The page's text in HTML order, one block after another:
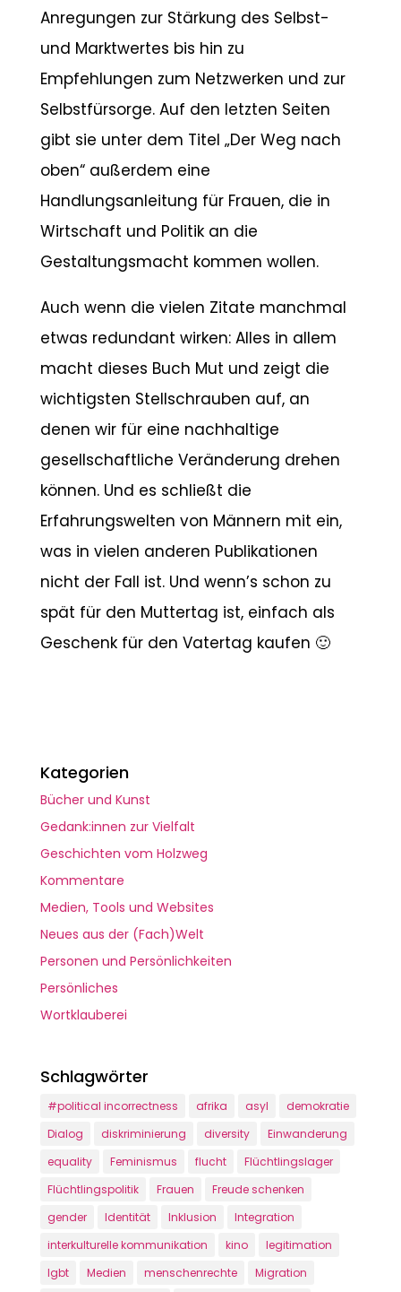
Anregungen zur Stärkung des Selbst-
und Marktwertes bis hin zu
Empfehlungen zum Netzwerken und zur
Selbstfürsorge. Auf den letzten Seiten
gibt sie unter dem Titel „Der Weg nach
oben“ außerdem eine
Handlungsanleitung für Frauen, die in
Wirtschaft und Politik an die
Gestaltungsmacht kommen wollen.
Auch wenn die vielen Zitate manchmal
etwas redundant wirken: Alles in allem
macht dieses Buch Mut und zeigt die
wichtigsten Stellschrauben auf, an
denen wir für eine nachhaltige
gesellschaftliche Veränderung drehen
können. Und es schließt die
Erfahrungswelten von Männern mit ein,
was in vielen anderen Publikationen
nicht der Fall ist. Und wenn’s schon zu
spät für den Muttertag ist, einfach als
Geschenk für den Vatertag kaufen 🙂
Kategorien
Bücher und Kunst
Gedank:innen zur Vielfalt
Geschichten vom Holzweg
Kommentare
Medien, Tools und Websites
Neues aus der (Fach)Welt
Personen und Persönlichkeiten
Persönliches
Wortklauberei
Schlagwörter
#political incorrectness afrika asyl
demokratie
Dialog
diskriminierung diversity
Einwanderung
equality
Feminismus flucht
Flüchtlingslager
Flüchtlingspolitik
Frauen
Freude schenken
gender
Identität Inklusion
Integration
interkulturelle kommunikation
kino
legitimation
lgbt
Medien menschenrechte
Migration